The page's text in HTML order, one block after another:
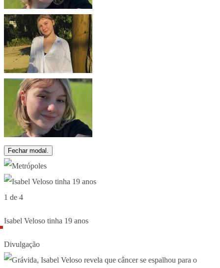
Fechar modal.
1 de 4
Isabel Veloso tinha 19 anos
Divulgação